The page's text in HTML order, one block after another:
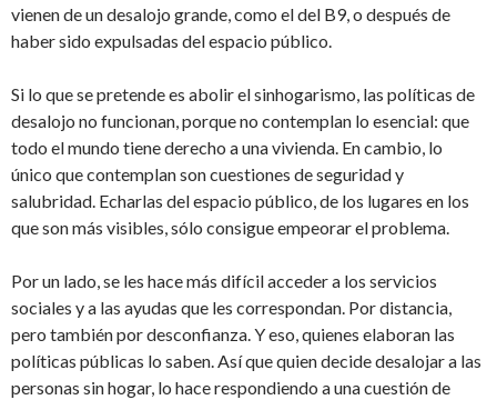
vienen de un desalojo grande, como el del B9, o después de
haber sido expulsadas del espacio público.
Si lo que se pretende es abolir el sinhogarismo, las políticas de
desalojo no funcionan, porque no contemplan lo esencial: que
todo el mundo tiene derecho a una vivienda. En cambio, lo
único que contemplan son cuestiones de seguridad y
salubridad. Echarlas del espacio público, de los lugares en los
que son más visibles, sólo consigue empeorar el problema.
Por un lado, se les hace más difícil acceder a los servicios
sociales y a las ayudas que les correspondan. Por distancia,
pero también por desconfianza. Y eso, quienes elaboran las
políticas públicas lo saben. Así que quien decide desalojar a las
personas sin hogar, lo hace respondiendo a una cuestión de